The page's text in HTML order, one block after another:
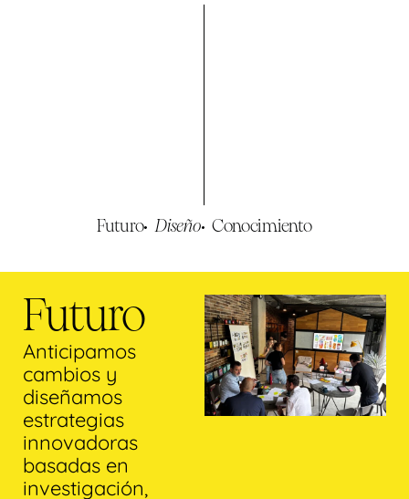
Futuro Diseño Conocimiento
Futuro
Anticipamos
cambios y
diseñamos
estrategias
innovadoras
basadas en
investigación,